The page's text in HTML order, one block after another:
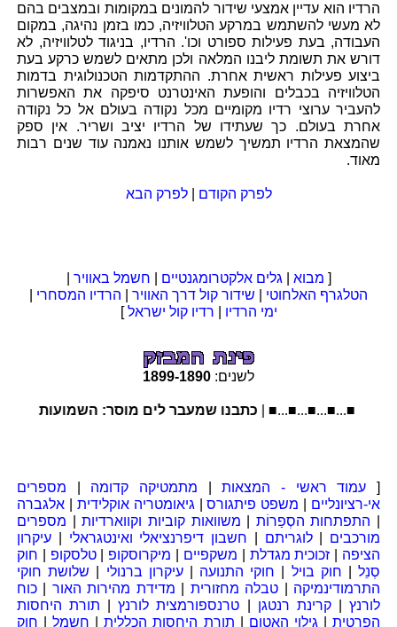
הרדיו הוא עדיין אמצעי שידור להמונים במקומות ובמצבים בהם
לא מעשי להשתמש במרקע הטלוויזיה, כמו בזמן נהיגה, במקום
העבודה, בעת פעילות ספורט וכו'. הרדיו, בניגוד לטלוויזיה, לא
דורש את תשומת ליבנו המלאה ולכן מתאים לשמש כרקע בעת
ביצוע פעילות ראשית אחרת. ההתקדמות הטכנולוגית בדמות
הטלוויזיה בכבלים והופעת האינטרנט סיפקה את האפשרות
להעביר ערוצי רדיו מקומיים מכל נקודה בעולם אל כל נקודה
אחרת בעולם. כך שעתידו של הרדיו יציב ושריר. אין ספק
שהמצאת הרדיו תמשיך לשמש אותנו נאמנה עוד שנים רבות
מאוד.
לפרק הקודם |לפרק הבא
[ מבוא גלים אלקטרומגנטיים חשמל באוויר
הטלגרף האלחוטי
שידור קול דרך האוויר הרדיו המסחרי
ימי הרדיו
רדיו קול ישראל]
לשנים: 1899-1890
■...■...■...■...■ |כתבנו שמעבר לים מוסר: השמועות על זהב
[ עמוד ראשי - המצאות| מתמטיקה קדומה
מספרים
אי-רציונליים
משפט פיתגורס| גיאומטריה אוקלידית
אלגברה
התפתחות הסְפַרוֹת משוואות קוביות וקווארדיות| מספרים
מורכבים |לוגריתם חשבון דיפרנציאלי ואינטגראלי
עיקרון
הציפה
זכוכית מגדלת משקפיים מיקרוסקופ |טלסקופ
חוק
סְנֵל| חוק בויל חוקי התנועה |עיקרון ברנולי
שלושת חוקי
התרמודינמיקה
טבלה מחזורית מדידת מהירות האור
כוח
לורנץ|קרינת רנטגן טרנספורמצית לורנץ| תורת היחסות
הפרטית| גילוי האטום תורת היחסות הכללית| חשמל| חוק